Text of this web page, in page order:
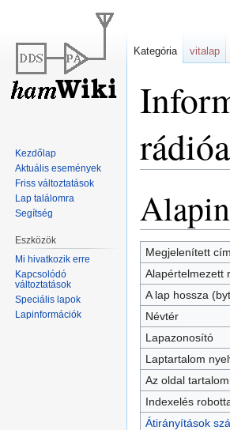
a
navigációhoz
a
kereséshez
Megjelenített cím
Alapértelmezett
A lap hossza
Névtér
Lapazonosító
Laptartalom
Az oldal
Indexelés
Átirányítások
Kategória vitalap
Kezdőlap
Aktuális események
Friss változtatások
Lap találomra
Segítség
Eszközök
Mi hivatkozik erre
Kapcsolódó
változtatások
Speciális lapok
Lapinformációk